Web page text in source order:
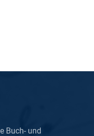
Buch- und